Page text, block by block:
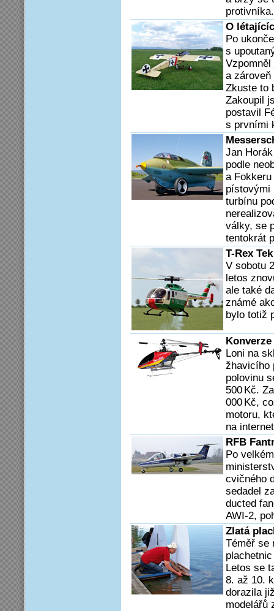
O
Po
s
a
Zkuste to
Zakoupil
postavil
s prvními
Jan
podle
a
pístovými
turbínu
války, se
tentokrát
T-Rex
V sobotu
letos
ale také
známé
bylo totiž
Konverze
Loni na
žhavicího
polovinu
500 Kč.
000 Kč,
motoru,
na
RFB
Po
cvičného
sedadel
ducted
AWI-2,
Zlatá
Téměř se
Letos se
8. až 10.
dorazila
modelářů